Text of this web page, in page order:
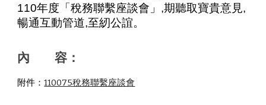
110年度「稅務聯繫座談會」,期聽取寶貴意見,
暢通互動管道,至紉公誼。
內       容：
附件：110075稅務聯繫座談會